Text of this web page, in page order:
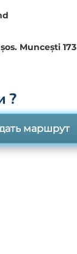
Muncești 173
?
маршрут